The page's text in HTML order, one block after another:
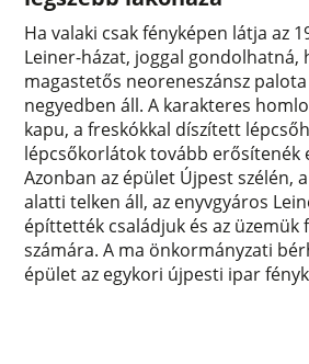
Ha valaki csak fényképen látja az
Leiner-házat, joggal gondolhatná,
magastetős neoreneszánsz
negyedben áll. A karakteres
kapu, a freskókkal díszített
lépcsőkorlátok tovább erősítenék
Azonban az épület Újpest szélén,
alatti telken áll, az enyvgyáros
építtették családjuk és az üzemük
számára. A ma önkormányzati
épület az egykori újpesti ipar